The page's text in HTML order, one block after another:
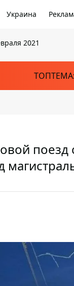
Украина
2021
ТОПТЕМА:
поезд